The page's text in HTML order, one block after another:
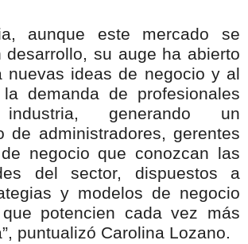
aunque este mercado se
desarrollo, su auge ha abierto
nuevas ideas de negocio y al
demanda de profesionales
generando un
de administradores, gerentes
negocio que conozcan las
del sector, dispuestos a
y modelos de negocio
que potencien cada vez más
puntualizó Carolina Lozano.